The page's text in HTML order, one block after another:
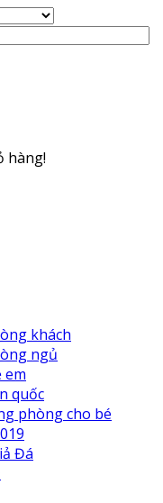
hàng!
khách
ngủ
em
quốc
phòng cho bé
Đá